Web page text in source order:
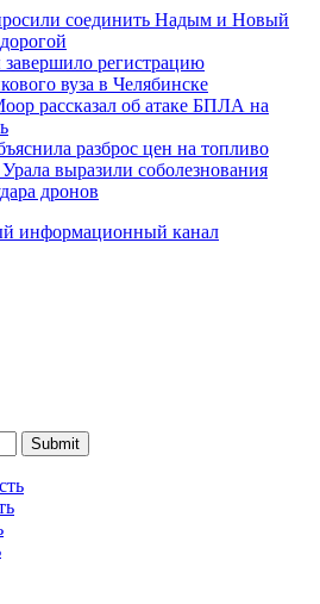
соединить Надым и Новый
регистрацию
вуза в Челябинске
рассказал об атаке БПЛА на
разброс цен на топливо
выразили соболезнования
дронов
информационный канал
Submit